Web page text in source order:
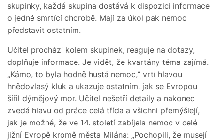
skupinky, každá skupina dostává k dispozici informace
o jedné smrtící chorobě. Mají za úkol pak nemoc
představit ostatním.
Učitel prochází kolem skupinek, reaguje na dotazy,
doplňuje informace. Je vidět, že kvartány téma zajímá.
„Kámo, to byla hodně hustá nemoc,“ vrtí hlavou
hnědovlasý kluk a ukazuje ostatním, jak se Evropou
šířil dýmějový mor. Učitel nešetří detaily a nakonec
zvedá hlavu od práce celá třída a všichni přemýšlejí,
jak je možné, že ve 14. století zabíjela nemoc v celé
jižní Evropě kromě města Milána: „Pochopili, že musejí